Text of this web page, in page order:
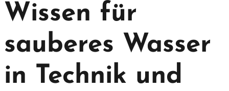
Wissen für
sauberes Wasser
in Technik und